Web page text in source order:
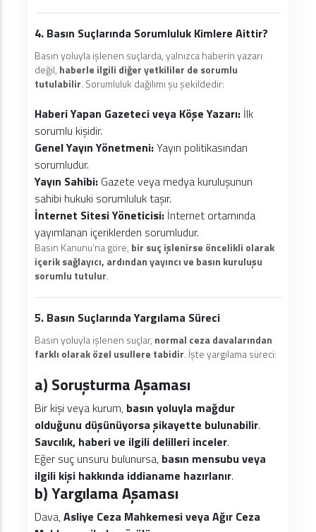
4. Basın Suçlarında Sorumluluk Kimlere Aittir?
Basın yoluyla işlenen suçlarda, yalnızca haberin yazarı
değil, haberle ilgili diğer yetkililer de sorumlu
tutulabilir. Sorumluluk dağılımı şu şekildedir:
Haberi Yapan Gazeteci veya Köşe Yazarı: İlk
sorumlu kişidir.
Genel Yayın Yönetmeni:Yayın politikasından
sorumludur.
Yayın Sahibi: Gazete veya medya kuruluşunun
sahibi hukuki sorumluluk taşır.
İnternet Sitesi Yöneticisi: İnternet ortamında
yayımlanan içeriklerden sorumludur.
Basın Kanunu’na göre, bir suç işlenirse öncelikli olarak
içerik sağlayıcı, ardından yayıncı ve basın kuruluşu
sorumlu tutulur.
5. Basın Suçlarında Yargılama Süreci
Basın yoluyla işlenen suçlar, normal ceza davalarından
farklı olarak özel usullere tabidir. İşte yargılama süreci:
a) Soruşturma Aşaması
Bir kişi veya kurum, basın yoluyla mağdur
olduğunu düşünüyorsa şikayette bulunabilir.
Savcılık, haberi ve ilgili delilleri inceler.
Eğer suç unsuru bulunursa, basın mensubu veya
ilgili kişi hakkında iddianame hazırlanır.
b) Yargılama Aşaması
Dava,Asliye Ceza Mahkemesi veya Ağır Ceza